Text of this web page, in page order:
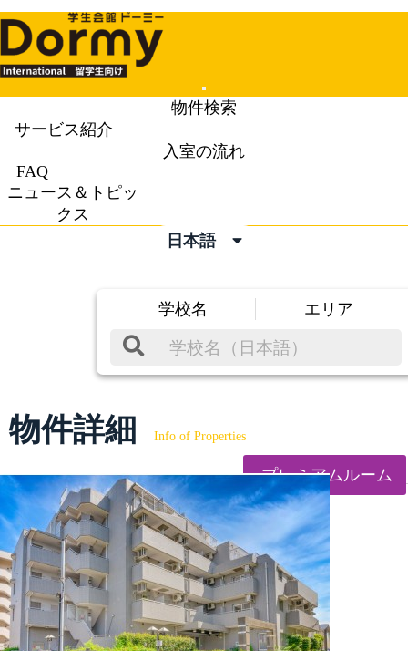
Mobile
Menu
物件検索
サービス紹介
入室の流れ
FAQ
ニュース＆トピッ
クス
日本語
学校名 エリア
物件詳細 Info of Properties
プレミアムルーム